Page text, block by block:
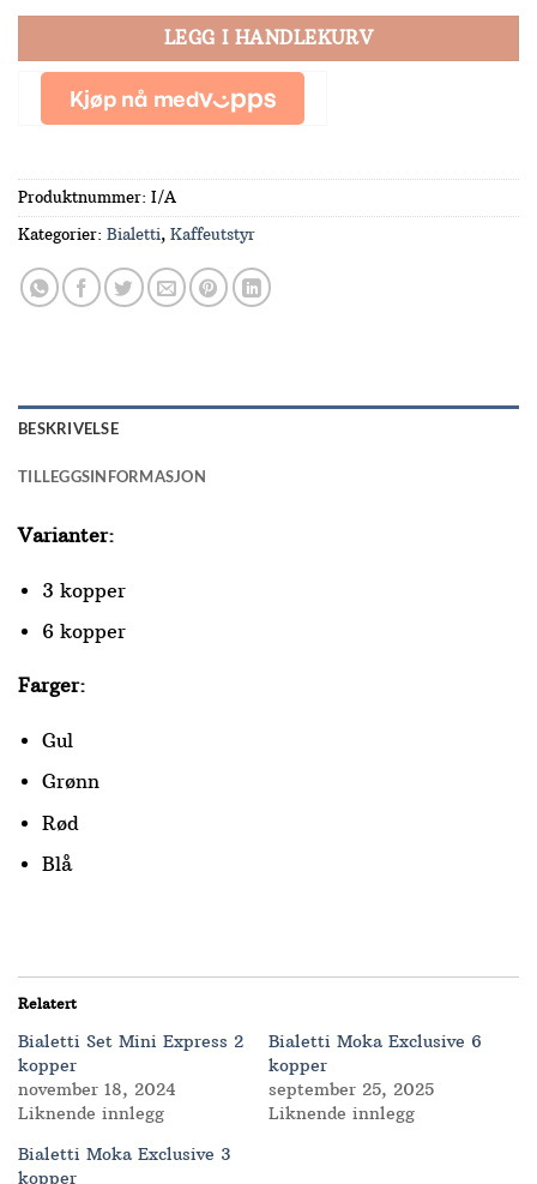
LEGG I HANDLEKURV
Produktnummer: I/A
Kategorier: Bialetti, Kaffeutstyr
BESKRIVELSE
TILLEGGSINFORMASJON
Varianter:
3 kopper
6 kopper
Farger:
Gul
Grønn
Rød
Blå
Relatert
Bialetti Set Mini Express 2
kopper
november 18, 2024
Liknende innlegg
Bialetti Moka Exclusive 6
kopper
september 25, 2025
Liknende innlegg
Bialetti Moka Exclusive 3
kopper